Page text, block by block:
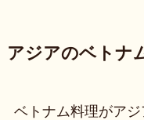
アジアのベトナ
ベトナム料理がア